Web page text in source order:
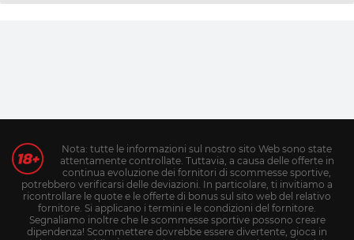
Nota: tutte le informazioni sul nostro sito Web sono state
attentamente controllate. Tuttavia, a causa delle offerte in
continua evoluzione dei fornitori di scommesse sportive,
potrebbero verificarsi delle deviazioni. In particolare, ti invitiamo a
ricontrollare le quote e le offerte di bonus sul sito web del relativo
fornitore. Si applicano i termini e le condizioni del fornitore.
Segnaliamo inoltre che le scommesse sportive possono creare
dipendenza! Scommettere dovrebbe essere divertente, gioca in